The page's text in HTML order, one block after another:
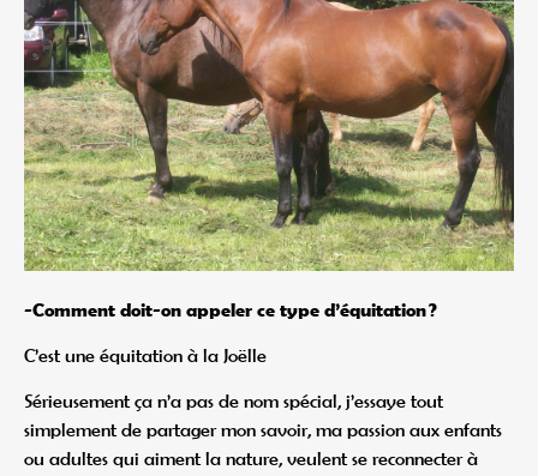
-Comment doit-on appeler ce type d’équitation ?
C’est une équitation à la Joëlle
Sérieusement ça n’a pas de nom spécial, j’essaye tout
simplement de partager mon savoir, ma passion aux enfants
ou adultes qui aiment la nature, veulent se reconnecter à